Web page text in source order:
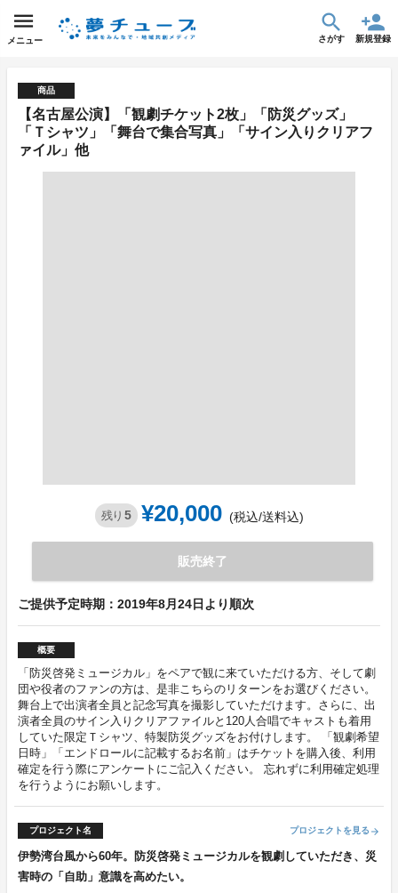
メニュー さがす 新規登録
商品
【名古屋公演】「観劇チケット2枚」「防災グッズ」
「Ｔシャツ」「舞台で集合写真」「サイン入りクリアフ
ァイル」他
残り 5 ¥20,000 (税込/送料込)
販売終了
ご提供予定時期：2019年8月24日より順次
概要
「防災啓発ミュージカル」をペアで観に来ていただける方、そして劇
団や役者のファンの方は、是非こちらのリターンをお選びください。
舞台上で出演者全員と記念写真を撮影していただけます。さらに、出
演者全員のサイン入りクリアファイルと120人合唱でキャストも着用
していた限定Ｔシャツ、特製防災グッズをお付けします。 「観劇希望
日時」「エンドロールに記載するお名前」はチケットを購入後、利用
確定を行う際にアンケートにご記入ください。 忘れずに利用確定処理
を行うようにお願いします。
プロジェクト名 プロジェクトを見る arrow_forward
伊勢湾台風から60年。防災啓発ミュージカルを観劇していただき、災
害時の「自助」意識を高めたい。